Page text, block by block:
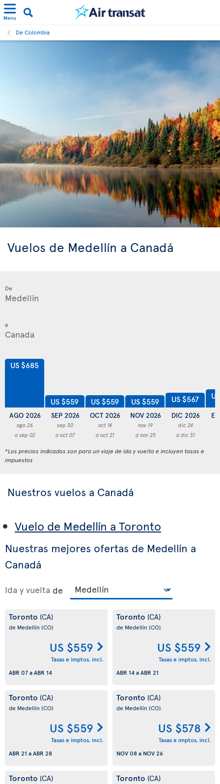
Menu
De Colombia
Vuelos de Medellín a Canadá
De
a
US $685
AGO 2026
ago 26
a sep 02
US $559
SEP 2026
sep 30
a oct 07
US $559
OCT 2026
oct 14
a oct 21
US $559
NOV 2026
nov 19
a nov 25
US $567
DIC 2026
dic 24
a dic 31
*Los precios indicados son para un viaje de ida y vuelta e incluyen tasas e
impuestos
Nuestros vuelos a Canadá
Vuelo de Medellín a Toronto
Nuestras mejores ofertas de Medellín a
Canadá
Ida y vuelta de
Toronto (CA)
de Medellín (CO)
US $559
Tasas e imptos. incl.
ABR 07aABR 14
Toronto (CA)
de Medellín (CO)
US $559
Tasas e imptos. incl.
ABR 14aABR 21
Toronto (CA)
de Medellín (CO)
US $559
Tasas e imptos. incl.
ABR 21 aABR 28
Toronto (CA)
de Medellín (CO)
US $578
Tasas e imptos. incl.
NOV 08a NOV 26
Toronto (CA) Toronto (CA)